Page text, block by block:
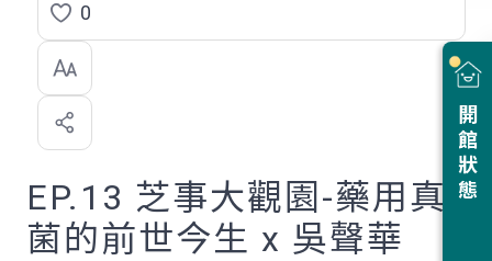
開館狀態
點
選
喜
歡
0
EP.13 芝事大觀園-藥用真
菌的前世今生 x 吳聲華